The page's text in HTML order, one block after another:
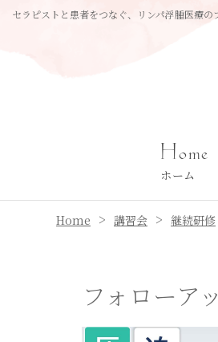
セラピストと患者をつなぐ、リンパ浮腫医療の
ホーム
Home
Home > 講習会 > 継続研修
フォローア